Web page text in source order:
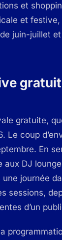
et
et festive,
juin-juillet
gratuite,
Le coup
En
aux DJ
journée
sessions,
d’un